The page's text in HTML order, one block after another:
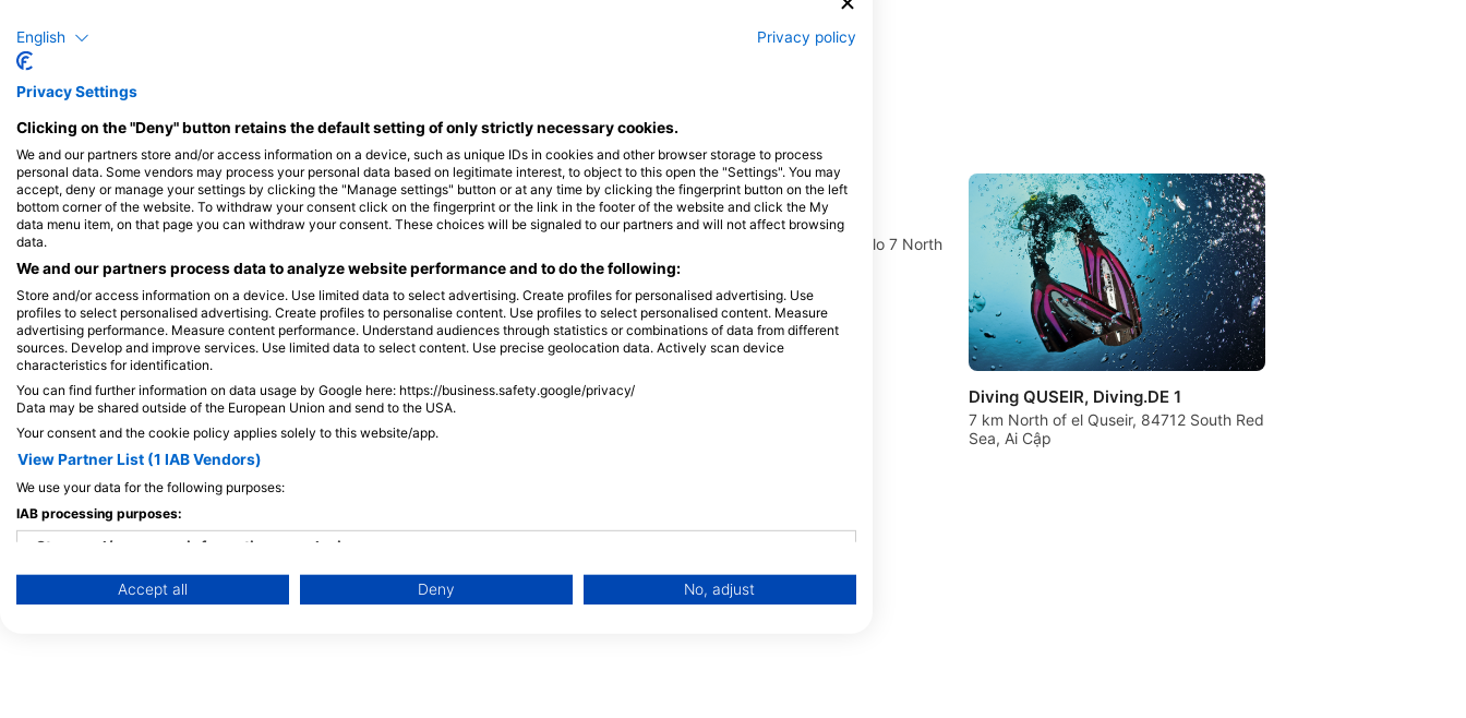
Các trung tâm lặn phục vụ tại điểm lặn này
Extra Divers El Quseir, Mövenpick
Resort
Mövenpick Resort, 84712 El Quseir, Ai
Cập
Orca Coral Garden
1940402 SAFAGA, Ai Cập
The Divers Universe
Flamenco beach and Resort / Kilo 7 North
Quseir, 00000 Quseir, Ai Cập
Diving QUSEIR, Diving.DE 1
7 km North of el Quseir, 84712 South Red
Sea, Ai Cập
Red Sea Fun Dive
Sea World Albatros, 84712 Quseir, Ai Cập
English Privacy policy
Privacy Settings
Clicking on the "Deny" button retains the default setting of only strictly necessary cookies.
We and our partners store and/or access information on a device, such as unique IDs in cookies and other browser storage to process
personal data. Some vendors may process your personal data based on legitimate interest, to object to this open the "Settings". You may
accept, deny or manage your settings by clicking the "Manage settings" button or at any time by clicking the fingerprint button on the left
bottom corner of the website. To withdraw your consent click on the fingerprint or the link in the footer of the website and click the My
data menu item, on that page you can withdraw your consent. These choices will be signaled to our partners and will not affect browsing
data.
We and our partners process data to analyze website performance and to do the following:
Store and/or access information on a device. Use limited data to select advertising. Create profiles for personalised advertising. Use
profiles to select personalised advertising. Create profiles to personalise content. Use profiles to select personalised content. Measure
advertising performance. Measure content performance. Understand audiences through statistics or combinations of data from different
sources. Develop and improve services. Use limited data to select content. Use precise geolocation data. Actively scan device
characteristics for identification.
You can find further information on data usage by Google here: https://business.safety.google/privacy/
Data may be shared outside of the European Union and send to the USA.
Your consent and the cookie policy applies solely to this website/app.
View Partner List (1 IAB Vendors)
We use your data for the following purposes:
IAB processing purposes:
Store and/or access information on a device
Use limited data to select advertising
Accept all Deny No, adjust